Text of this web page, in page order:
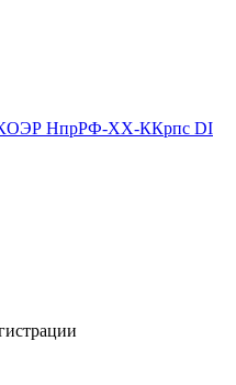
НпрРФ-ХХ-ККрпс DI